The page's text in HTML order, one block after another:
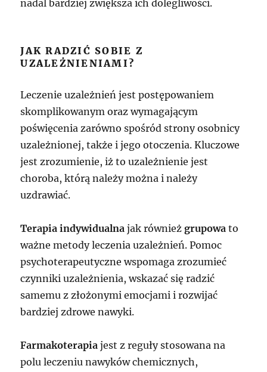
nadal bardziej zwiększa ich dolegliwości.
JAK RADZIĆ SOBIE Z
UZALEŻNIENIAMI?
Leczenie uzależnień jest postępowaniem
skomplikowanym oraz wymagającym
poświęcenia zarówno spośród strony osobnicy
uzależnionej, także i jego otoczenia. Kluczowe
jest zrozumienie, iż to uzależnienie jest
choroba, którą należy można i należy
uzdrawiać.
Terapia indywidualna jak równieżgrupowa to
ważne metody leczenia uzależnień. Pomoc
psychoterapeutyczne wspomaga zrozumieć
czynniki uzależnienia, wskazać się radzić
samemu z złożonymi emocjami i rozwijać
bardziej zdrowe nawyki.
Farmakoterapia jest z reguły stosowana na
polu leczeniu nawyków chemicznych,